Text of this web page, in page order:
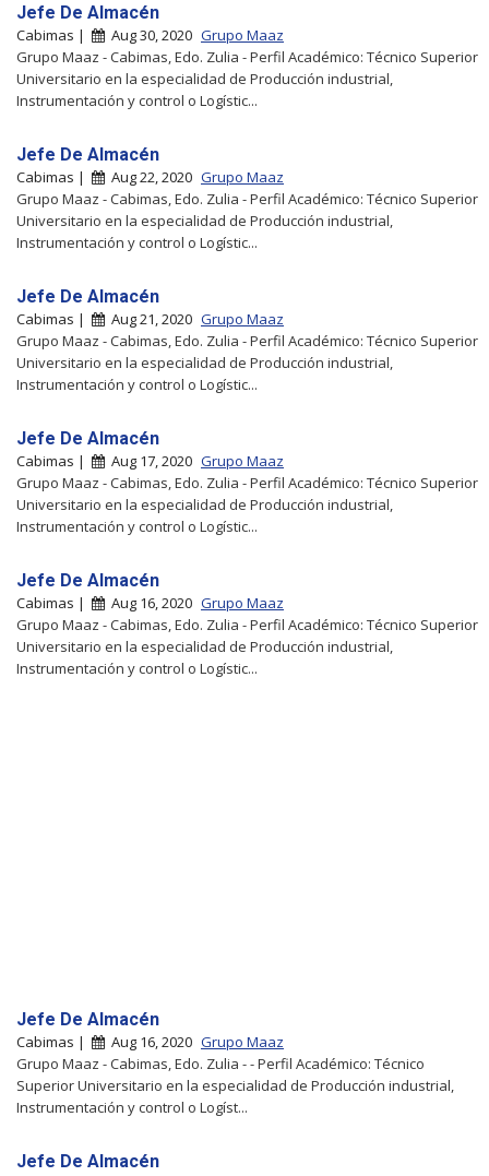
Jefe De Almacén
Cabimas | Aug 30, 2020 Grupo Maaz
Grupo Maaz - Cabimas, Edo. Zulia - Perfil Académico: Técnico Superior
Universitario en la especialidad de Producción industrial,
Instrumentación y control o Logístic...
Jefe De Almacén
Cabimas | Aug 22, 2020 Grupo Maaz
Grupo Maaz - Cabimas, Edo. Zulia - Perfil Académico: Técnico Superior
Universitario en la especialidad de Producción industrial,
Instrumentación y control o Logístic...
Jefe De Almacén
Cabimas | Aug 21, 2020 Grupo Maaz
Grupo Maaz - Cabimas, Edo. Zulia - Perfil Académico: Técnico Superior
Universitario en la especialidad de Producción industrial,
Instrumentación y control o Logístic...
Jefe De Almacén
Cabimas | Aug 17, 2020 Grupo Maaz
Grupo Maaz - Cabimas, Edo. Zulia - Perfil Académico: Técnico Superior
Universitario en la especialidad de Producción industrial,
Instrumentación y control o Logístic...
Jefe De Almacén
Cabimas | Aug 16, 2020 Grupo Maaz
Grupo Maaz - Cabimas, Edo. Zulia - Perfil Académico: Técnico Superior
Universitario en la especialidad de Producción industrial,
Instrumentación y control o Logístic...
Jefe De Almacén
Cabimas | Aug 16, 2020 Grupo Maaz
Grupo Maaz - Cabimas, Edo. Zulia - - Perfil Académico: Técnico
Superior Universitario en la especialidad de Producción industrial,
Instrumentación y control o Logíst...
Jefe De Almacén